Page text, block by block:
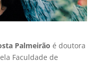
Palmeirão é doutora
Faculdade de